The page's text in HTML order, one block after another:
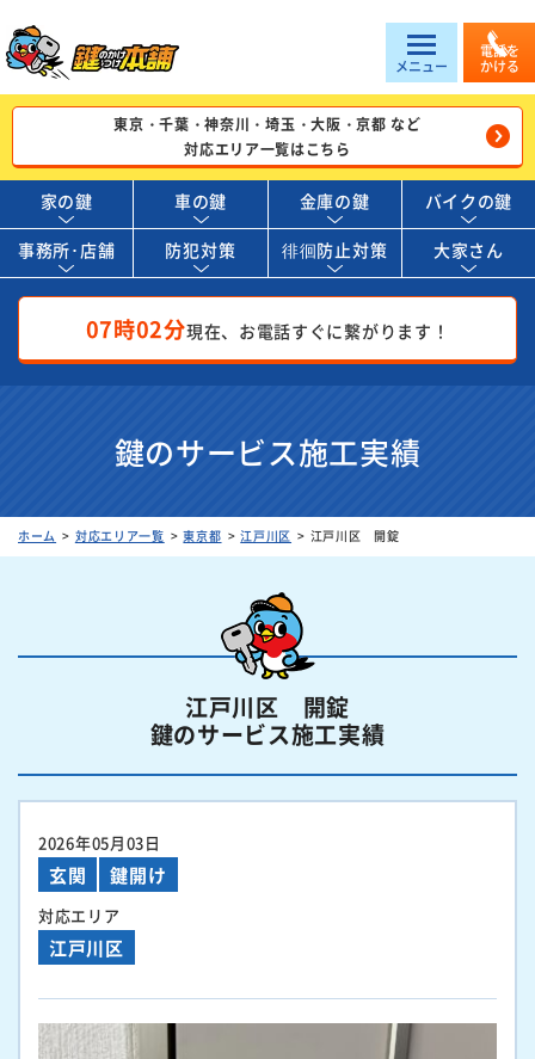
メニュー
電話を
かける
東京・千葉・神奈川・埼玉・大阪・京都 など
対応エリア一覧はこちら
家の鍵 車の鍵 金庫の鍵 バイクの鍵
事務所･店舗 防犯対策 徘徊防止対策 大家さん
07時02分現在、お電話すぐに繋がります！
鍵のサービス施工実績
ホーム 対応エリア一覧 東京都 江戸川区 江戸川区 開錠
江戸川区 開錠
鍵のサービス施工実績
2026年05月03日
玄関 鍵開け
対応エリア
江戸川区